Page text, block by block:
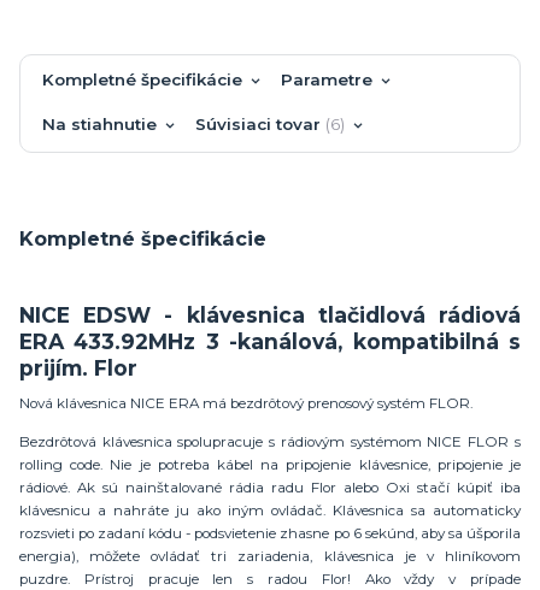
Kompletné špecifikácie Parametre
Na stiahnutie Súvisiaci tovar 6
Kompletné špecifikácie
NICE EDSW - klávesnica tlačidlová rádiová
ERA 433.92MHz 3 -kanálová, kompatibilná s
prijím. Flor
Nová klávesnica NICE ERAmá bezdrôtový prenosový systém FLOR.
Bezdrôtová klávesnica spolupracuje s rádiovým systémom NICE FLOR s
rolling code. Nie je potreba kábel na pripojenie klávesnice, pripojenie je
rádiové. Ak sú nainštalované rádia radu Floralebo Oxi stačí kúpiť iba
klávesnicu a nahráte ju ako iným ovládač. Klávesnica sa automaticky
rozsvieti po zadaní kódu - podsvietenie zhasne po 6 sekúnd, aby sa úšporila
energia), môžete ovládať tri zariadenia, klávesnica je v hliníkovom
puzdre. Prístroj pracuje len s radou Flor! Ako vždy v prípade